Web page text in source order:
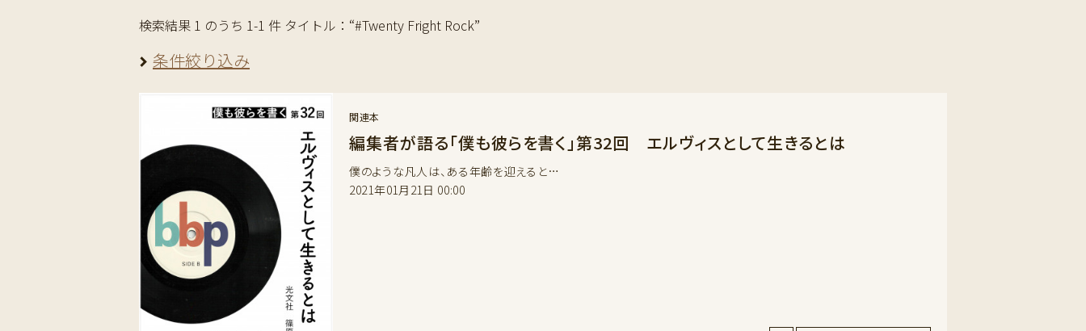
検索結果 1 のうち 1-1 件 タイトル：“#Twenty Fright Rock”
条件絞り込み
関連本
編集者が語る「僕も彼らを書く」第32回 エルヴィスとして生きるとは
僕のような凡人は、ある年齢を迎えると…
2021年01月21日 00:00